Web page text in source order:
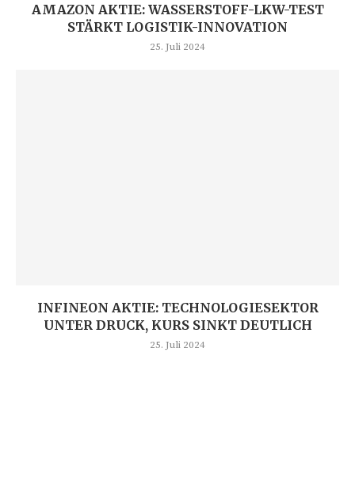
AMAZON AKTIE: WASSERSTOFF-LKW-TEST
STÄRKT LOGISTIK-INNOVATION
25. Juli 2024
INFINEON AKTIE: TECHNOLOGIESEKTOR
UNTER DRUCK, KURS SINKT DEUTLICH
25. Juli 2024